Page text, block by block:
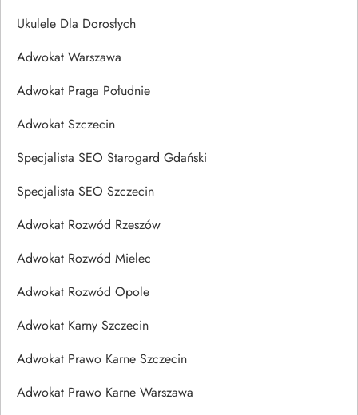
Ukulele Dla Dorosłych
Adwokat Warszawa
Adwokat Praga Południe
Adwokat Szczecin
Specjalista SEO Starogard Gdański
Specjalista SEO Szczecin
Adwokat Rozwód Rzeszów
Adwokat Rozwód Mielec
Adwokat Rozwód Opole
Adwokat Karny Szczecin
Adwokat Prawo Karne Szczecin
Adwokat Prawo Karne Warszawa